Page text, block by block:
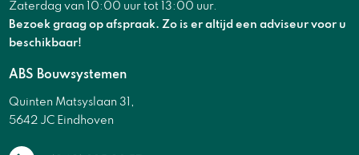
Zaterdag van 10:00 uur tot 13:00 uur.
Bezoek graag op afspraak. Zo is er altijd een adviseur voor u
beschikbaar!
ABS Bouwsystemen
Quinten Matsyslaan 31,
5642 JC Eindhoven